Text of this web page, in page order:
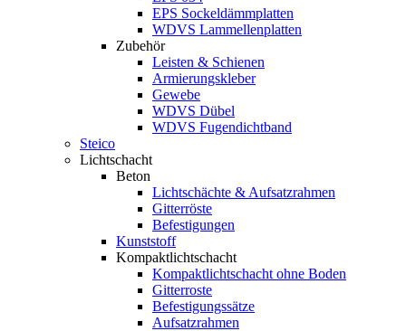
EPS Sockeldämmplatten
WDVS Lammellenplatten
Zubehör
Leisten & Schienen
Armierungskleber
Gewebe
WDVS Dübel
WDVS Fugendichtband
Steico
Lichtschacht
Beton
Lichtschächte & Aufsatzrahmen
Gitterröste
Befestigungen
Kunststoff
Kompaktlichtschacht
Kompaktlichtschacht ohne Boden
Gitterroste
Befestigungssätze
Aufsatzrahmen